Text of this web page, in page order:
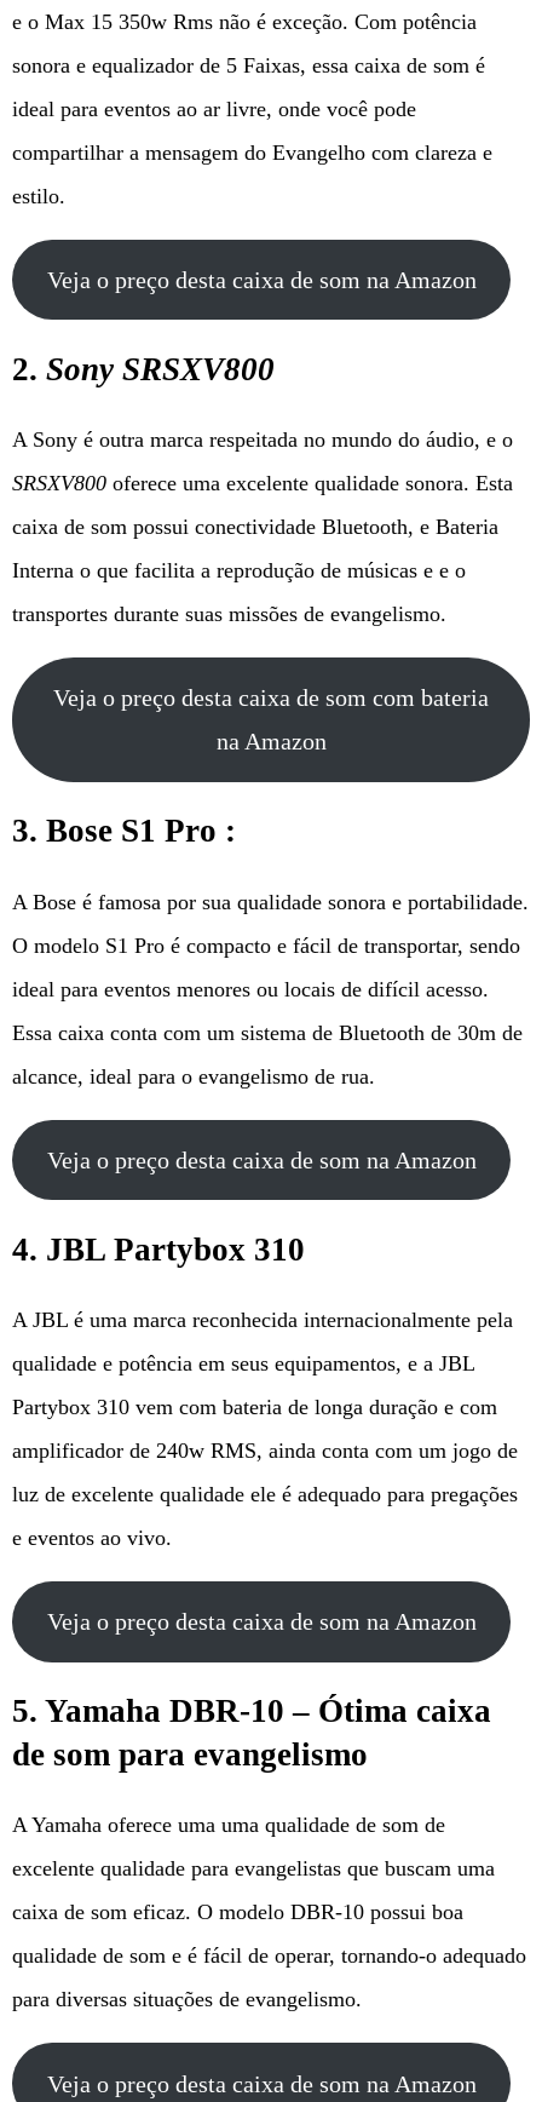
e o Max 15 350w Rms não é exceção. Com potência
sonora e equalizador de 5 Faixas, essa caixa de som é
ideal para eventos ao ar livre, onde você pode
compartilhar a mensagem do Evangelho com clareza e
estilo.
Veja o preço desta caixa de som na Amazon
2. Sony SRSXV800
A Sony é outra marca respeitada no mundo do áudio, e o
SRSXV800 oferece uma excelente qualidade sonora. Esta
caixa de som possui conectividade Bluetooth, e Bateria
Interna o que facilita a reprodução de músicas e e o
transportes durante suas missões de evangelismo.
Veja o preço desta caixa de som com bateria
na Amazon
3. Bose S1 Pro :
A Bose é famosa por sua qualidade sonora e portabilidade.
O modelo S1 Pro é compacto e fácil de transportar, sendo
ideal para eventos menores ou locais de difícil acesso.
Essa caixa conta com um sistema de Bluetooth de 30m de
alcance, ideal para o evangelismo de rua.
Veja o preço desta caixa de som na Amazon
4. JBL Partybox 310
A JBL é uma marca reconhecida internacionalmente pela
qualidade e potência em seus equipamentos, e a JBL
Partybox 310 vem com bateria de longa duração e com
amplificador de 240w RMS, ainda conta com um jogo de
luz de excelente qualidade ele é adequado para pregações
e eventos ao vivo.
Veja o preço desta caixa de som na Amazon
5. Yamaha DBR-10 – Ótima caixa
de som para evangelismo
A Yamaha oferece uma uma qualidade de som de
excelente qualidade para evangelistas que buscam uma
caixa de som eficaz. O modelo DBR-10 possui boa
qualidade de som e é fácil de operar, tornando-o adequado
para diversas situações de evangelismo.
Veja o preço desta caixa de som na Amazon